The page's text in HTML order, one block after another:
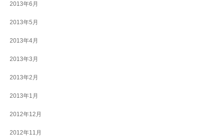
2013年6月
2013年5月
2013年4月
2013年3月
2013年2月
2013年1月
2012年12月
2012年11月